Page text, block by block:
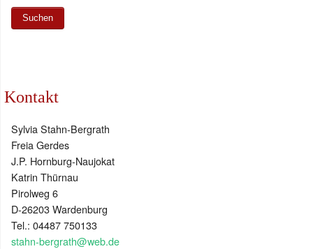
Kontakt
Sylvia Stahn-Bergrath
Freia Gerdes
J.P. Hornburg-Naujokat
Katrin Thürnau
Pirolweg 6
D-26203 Wardenburg
Tel.: 04487 750133
stahn-bergrath@web.de